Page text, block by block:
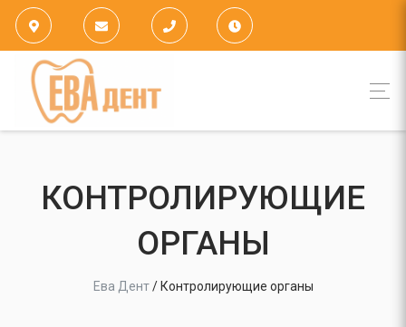
КОНТРОЛИРУЮЩИЕ
ОРГАНЫ
Ева Дент/ Контролирующие органы